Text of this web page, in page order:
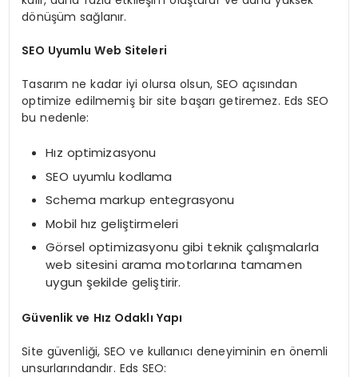
dönüşüm sağlanır.
SEO Uyumlu Web Siteleri
Tasarım ne kadar iyi olursa olsun, SEO açısından
optimize edilmemiş bir site başarı getiremez. Eds SEO
bu nedenle:
Hız optimizasyonu
SEO uyumlu kodlama
Schema markup entegrasyonu
Mobil hız geliştirmeleri
Görsel optimizasyonu gibi teknik çalışmalarla
web sitesini arama motorlarına tamamen
uygun şekilde geliştirir.
Güvenlik ve Hız Odaklı Yapı
Site güvenliği, SEO ve kullanıcı deneyiminin en önemli
unsurlarındandır. Eds SEO: